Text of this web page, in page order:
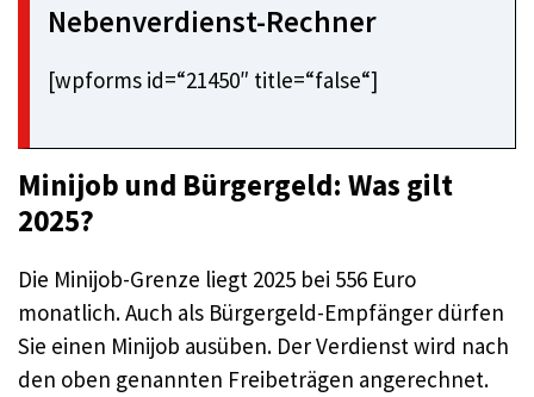
Nebenverdienst-Rechner
[wpforms id=“21450″ title=“false“]
Minijob und Bürgergeld: Was gilt
2025?
Die Minijob-Grenze liegt 2025 bei 556 Euro
monatlich. Auch als Bürgergeld-Empfänger dürfen
Sie einen Minijob ausüben. Der Verdienst wird nach
den oben genannten Freibeträgen angerechnet.